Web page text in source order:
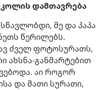
დამთავრება
მე და პაპა
წერილებს.
ძველ ფოტოსურათს,
ახსნა-განმარტებით
აი როგორ
და მათი სურათი,